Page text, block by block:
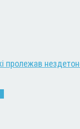
пролежав